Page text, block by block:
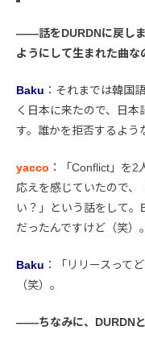
――話をDURDNに戻し
ようにして生まれた曲な
Baku ：それまでは韓国
く日本に来たので、日
す。誰かを拒否するよう
yacco ：「Conflict」を
応えを感じていたので、
い？」という話をして。
だったんですけど（笑）。
Baku ：「リリースって
（笑）。
――ちなみに、DURDN